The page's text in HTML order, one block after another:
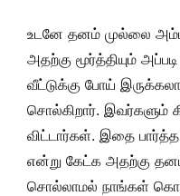
உடனே தனம் முல்லை
அதற்கு மூர்த்தியும்
வீட்டுக்கு போய்
சொல்கிறார். இவர்களும்
விட்டார்கள். இதை பார்த்த
என்று கேட்க அதற்கு
சொல்லாமல் நாங்கள்